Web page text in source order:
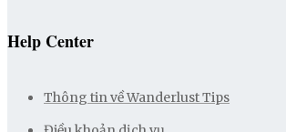
Help Center
Thông tin về Wanderlust Tips